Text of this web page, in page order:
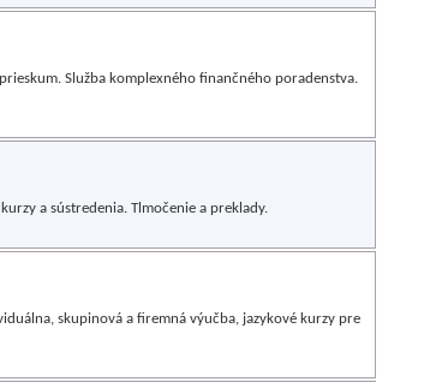
Služba komplexného finančného poradenstva.
a sústredenia. Tlmočenie a preklady.
skupinová a firemná výučba, jazykové kurzy pre